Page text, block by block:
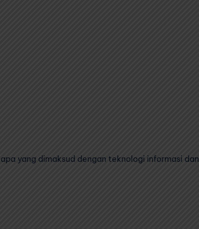
yang dimaksud dengan teknologi informasi dan